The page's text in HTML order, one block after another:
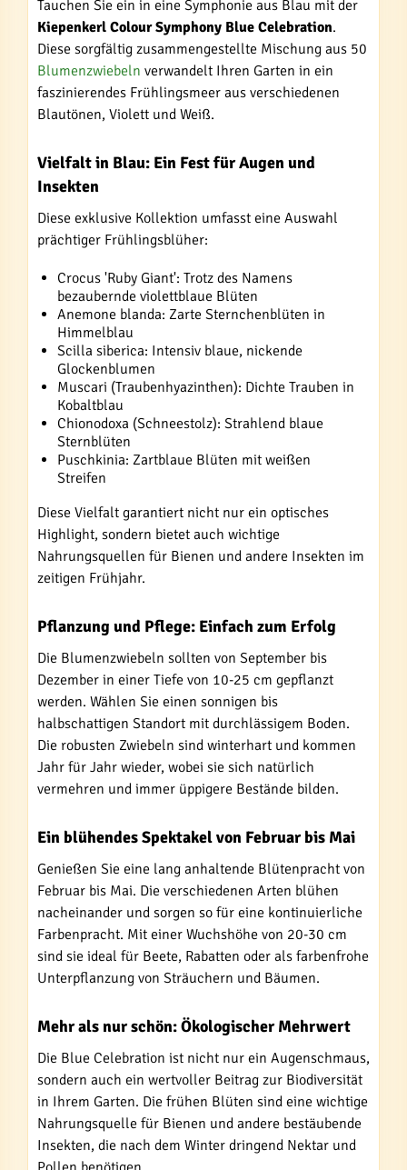
Tauchen Sie ein in eine Symphonie aus Blau mit der
Kiepenkerl Colour Symphony Blue Celebration.
Diese sorgfältig zusammengestellte Mischung aus 50
Blumenzwiebeln verwandelt Ihren Garten in ein
faszinierendes Frühlingsmeer aus verschiedenen
Blautönen, Violett und Weiß.
Vielfalt in Blau: Ein Fest für Augen und
Insekten
Diese exklusive Kollektion umfasst eine Auswahl
prächtiger Frühlingsblüher:
Crocus 'Ruby Giant': Trotz des Namens
bezaubernde violettblaue Blüten
Anemone blanda: Zarte Sternchenblüten in
Himmelblau
Scilla siberica: Intensiv blaue, nickende
Glockenblumen
Muscari (Traubenhyazinthen): Dichte Trauben in
Kobaltblau
Chionodoxa (Schneestolz): Strahlend blaue
Sternblüten
Puschkinia: Zartblaue Blüten mit weißen
Streifen
Diese Vielfalt garantiert nicht nur ein optisches
Highlight, sondern bietet auch wichtige
Nahrungsquellen für Bienen und andere Insekten im
zeitigen Frühjahr.
Pflanzung und Pflege: Einfach zum Erfolg
Die Blumenzwiebeln sollten von September bis
Dezember in einer Tiefe von 10-25 cm gepflanzt
werden. Wählen Sie einen sonnigen bis
halbschattigen Standort mit durchlässigem Boden.
Die robusten Zwiebeln sind winterhart und kommen
Jahr für Jahr wieder, wobei sie sich natürlich
vermehren und immer üppigere Bestände bilden.
Ein blühendes Spektakel von Februar bis Mai
Genießen Sie eine lang anhaltende Blütenpracht von
Februar bis Mai. Die verschiedenen Arten blühen
nacheinander und sorgen so für eine kontinuierliche
Farbenpracht. Mit einer Wuchshöhe von 20-30 cm
sind sie ideal für Beete, Rabatten oder als farbenfrohe
Unterpflanzung von Sträuchern und Bäumen.
Mehr als nur schön: Ökologischer Mehrwert
Die Blue Celebration ist nicht nur ein Augenschmaus,
sondern auch ein wertvoller Beitrag zur Biodiversität
in Ihrem Garten. Die frühen Blüten sind eine wichtige
Nahrungsquelle für Bienen und andere bestäubende
Insekten, die nach dem Winter dringend Nektar und